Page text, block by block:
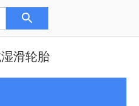
滑轮胎